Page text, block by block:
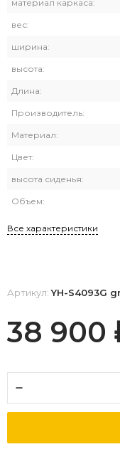
материал каркаса:
вес:
ширина:
высота:
Длина:
Производитель:
Материал:
Цвет:
высота сиденья:
Объем:
Все характеристики
Артикул:YH-S4093G
38 900